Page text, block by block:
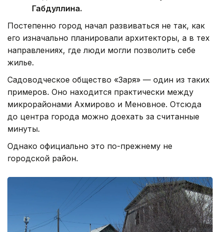
Габдуллина.
Постепенно город начал развиваться не так, как
его изначально планировали архитекторы, а в тех
направлениях, где люди могли позволить себе
жилье.
Садоводческое общество «Заря» — один из таких
примеров. Оно находится практически между
микрорайонами Ахмирово и Меновное. Отсюда
до центра города можно доехать за считанные
минуты.
Однако официально это по-прежнему не
городской район.